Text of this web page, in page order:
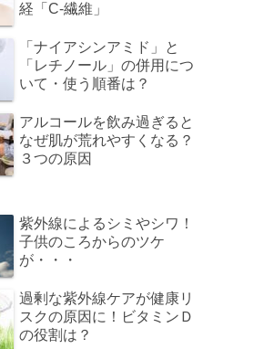
経「C-繊維」
「ナイアシンアミド」と
「レチノール」の併用につ
いて・使う順番は？
アルコールを飲み過ぎると
なぜ肌が荒れやすくなる？
３つの原因
紫外線によるシミやシワ！
子供のころからのツケ
が・・・
過剰な紫外線ケアが健康リ
スクの原因に！ビタミンＤ
の役割は？